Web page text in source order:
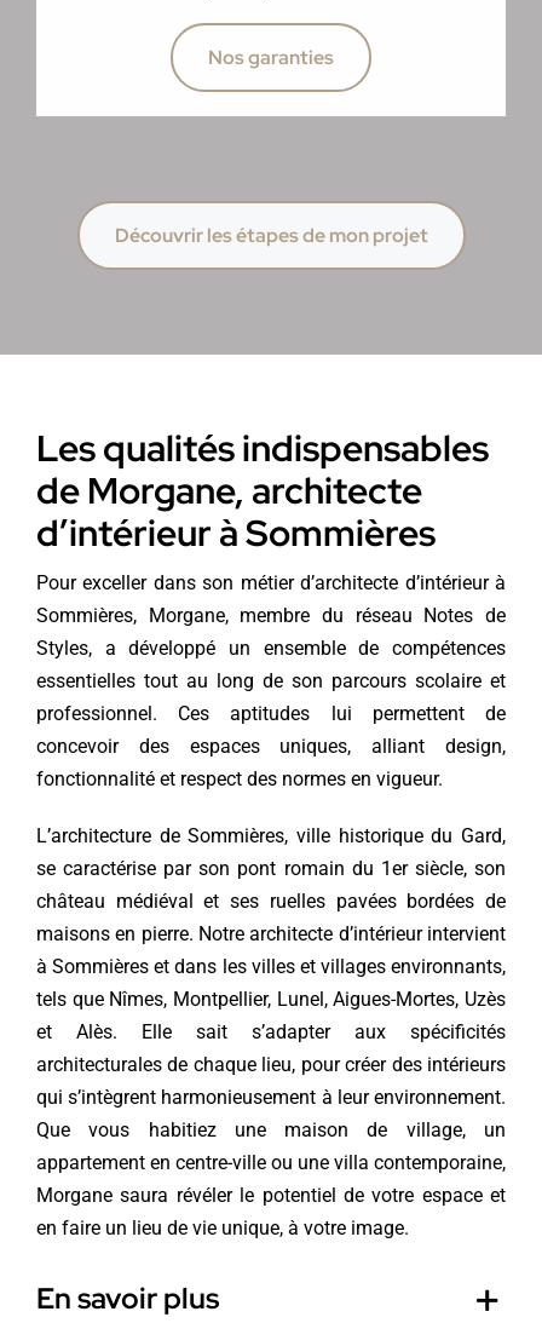
Nos garanties
Découvrir les étapes de mon projet
Les qualités indispensables
de Morgane, architecte
d’intérieur à Sommières
Pour exceller dans son métier d’architecte d’intérieur à
Sommières, Morgane, membre du réseau Notes de
Styles, a développé un ensemble de compétences
essentielles tout au long de son parcours scolaire et
professionnel. Ces aptitudes lui permettent de
concevoir des espaces uniques, alliant design,
fonctionnalité et respect des normes en vigueur.
L’architecture de Sommières, ville historique du Gard,
se caractérise par son pont romain du 1er siècle, son
château médiéval et ses ruelles pavées bordées de
maisons en pierre. Notre architecte d’intérieur intervient
à Sommières et dans les villes et villages environnants,
tels que Nîmes, Montpellier, Lunel, Aigues-Mortes, Uzès
et Alès. Elle sait s’adapter aux spécificités
architecturales de chaque lieu, pour créer des intérieurs
qui s’intègrent harmonieusement à leur environnement.
Que vous habitiez une maison de village, un
appartement en centre-ville ou une villa contemporaine,
Morgane saura révéler le potentiel de votre espace et
en faire un lieu de vie unique, à votre image.
En savoir plus